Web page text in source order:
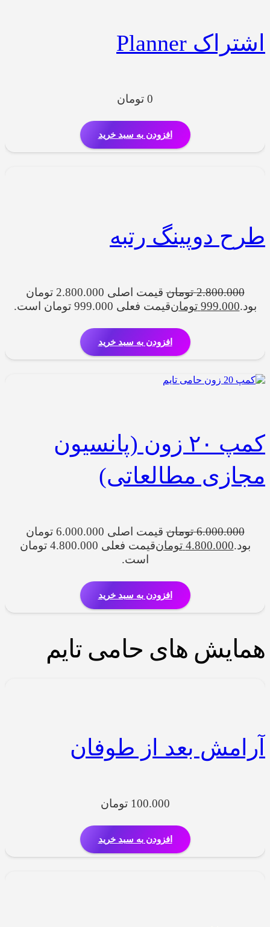
اشتراک Planner
0 تومان
افزودن به سبد خرید
طرح دوپینگ رتبه
2.800.000 تومان
قیمت اصلی 2.800.000 تومان
بود.999.000 تومانقیمت فعلی 999.000 تومان است.
افزودن به سبد خرید
کمپ ۲۰ زون (پانسیون
مجازی مطالعاتی)
6.000.000 تومان
قیمت اصلی 6.000.000 تومان
بود.4.800.000 تومان
قیمت فعلی 4.800.000 تومان
است.
افزودن به سبد خرید
همایش های حامی تایم
آرامش بعد از طوفان
100.000 تومان
افزودن به سبد خرید